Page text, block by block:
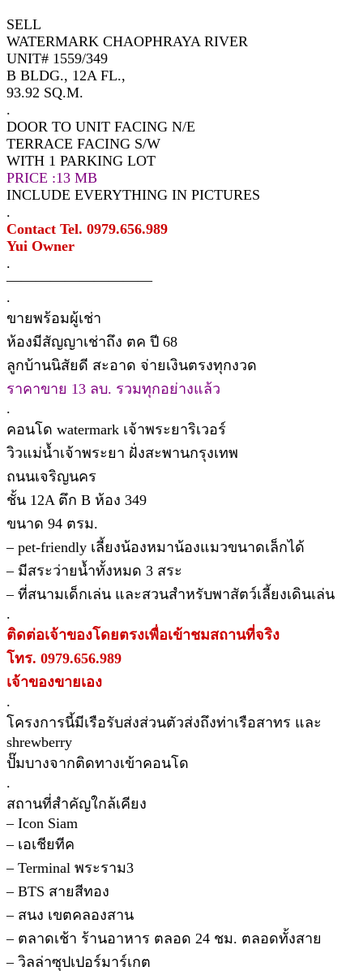
SELL
WATERMARK CHAOPHRAYA RIVER
UNIT# 1559/349
B BLDG., 12A FL.,
93.92 SQ.M.
.
DOOR TO UNIT FACING N/E
TERRACE FACING S/W
WITH 1 PARKING LOT
PRICE :13 MB
INCLUDE EVERYTHING IN PICTURES
.
Contact Tel. 0979.656.989
Yui Owner
.
——————————
.
ขายพร้อมผู้เช่า
ห้องมีสัญญาเช่าถึง ตค ปี 68
ลูกบ้านนิสัยดี สะอาด จ่ายเงินตรงทุกงวด
ราคาขาย 13 ลบ. รวมทุกอย่างแล้ว
.
คอนโด watermark เจ้าพระยาริเวอร์
วิวแม่น้ำเจ้าพระยา ฝั่งสะพานกรุงเทพ
ถนนเจริญนคร
ชั้น 12A ตึก B ห้อง 349
ขนาด 94 ตรม.
– pet-friendly เลี้ยงน้องหมาน้องแมวขนาดเล็กได้
– มีสระว่ายน้ำทั้งหมด 3 สระ
– ที่สนามเด็กเล่น และสวนสำหรับพาสัตว์เลี้ยงเดินเล่น
.
ติดต่อเจ้าของโดยตรงเพื่อเข้าชมสถานที่จริง
โทร. 0979.656.989
เจ้าของขายเอง
.
โครงการนี้มีเรือรับส่งส่วนตัวส่งถึงท่าเรือสาทร และ
shrewberry
ปั๊มบางจากติดทางเข้าคอนโด
.
สถานที่สำคัญใกล้เคียง
– Icon Siam
– เอเชียทีค
– Terminal พระราม3
– BTS สายสีทอง
– สนง เขตคลองสาน
– ตลาดเช้า ร้านอาหาร ตลอด 24 ชม. ตลอดทั้งสาย
– วิลล่าซุปเปอร์มาร์เกต